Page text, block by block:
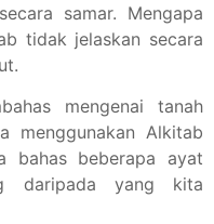
samar. Mengapa
tidak jelaskan secara
mengenai tanah
menggunakan Alkitab
bahas beberapa ayat
daripada yang kita